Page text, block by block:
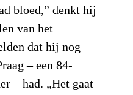
bloed,” denkt hij
van het
dat hij nog
– een 84-
– had. „Het gaat